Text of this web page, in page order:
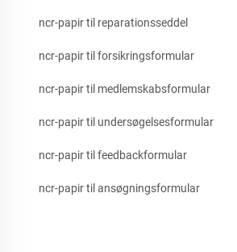
ncr-papir til reparationsseddel
ncr-papir til forsikringsformular
ncr-papir til medlemskabsformular
ncr-papir til undersøgelsesformular
ncr-papir til feedbackformular
ncr-papir til ansøgningsformular